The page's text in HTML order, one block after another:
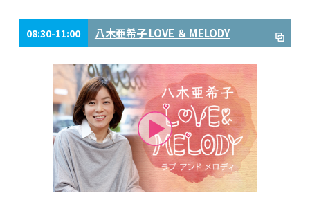
08:30-11:00 八木亜希子 LOVE ＆ MELODY